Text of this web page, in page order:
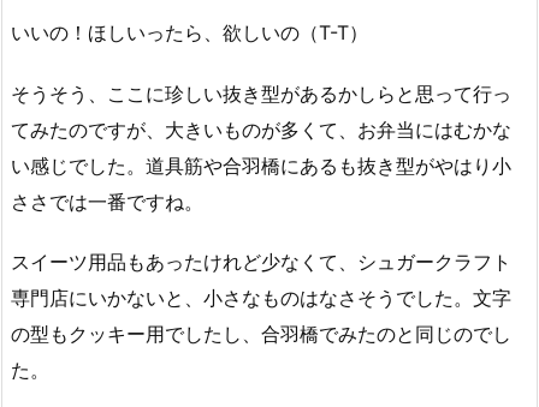
いいの！ほしいったら、欲しいの（T-T）
そうそう、ここに珍しい抜き型があるかしらと思って行っ
てみたのですが、大きいものが多くて、お弁当にはむかな
い感じでした。道具筋や合羽橋にあるも抜き型がやはり小
ささでは一番ですね。
スイーツ用品もあったけれど少なくて、シュガークラフト
専門店にいかないと、小さなものはなさそうでした。文字
の型もクッキー用でしたし、合羽橋でみたのと同じのでし
た。